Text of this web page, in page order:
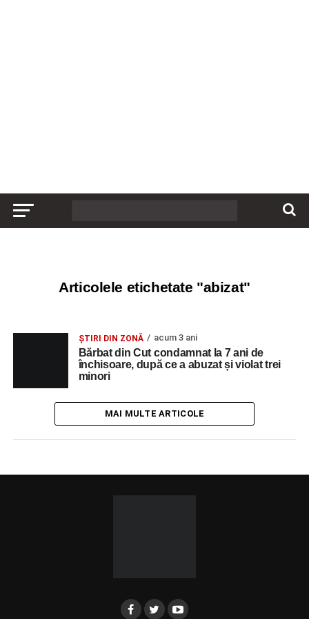
Articolele etichetate "abizat"
ȘTIRI DIN ZONĂ acum 3 ani
Bărbat din Cut condamnat la 7 ani de
închisoare, după ce a abuzat și violat trei
minori
MAI MULTE ARTICOLE